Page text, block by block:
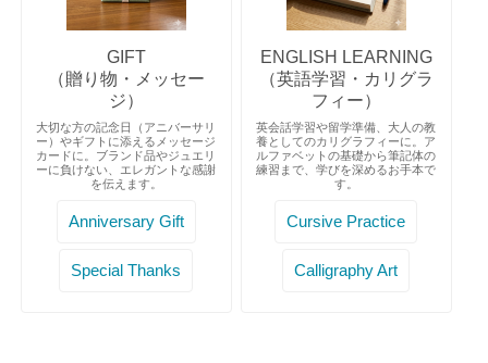
GIFT
（贈り物・メッセー
ジ）
大切な方の記念日（アニバーサリ
ー）やギフトに添えるメッセージ
カードに。ブランド品やジュエリ
ーに負けない、エレガントな感謝
を伝えます。
Anniversary Gift
Special Thanks
ENGLISH LEARNING
（英語学習・カリグラ
フィー）
英会話学習や留学準備、大人の教
養としてのカリグラフィーに。ア
ルファベットの基礎から筆記体の
練習まで、学びを深めるお手本で
す。
Cursive Practice
Calligraphy Art